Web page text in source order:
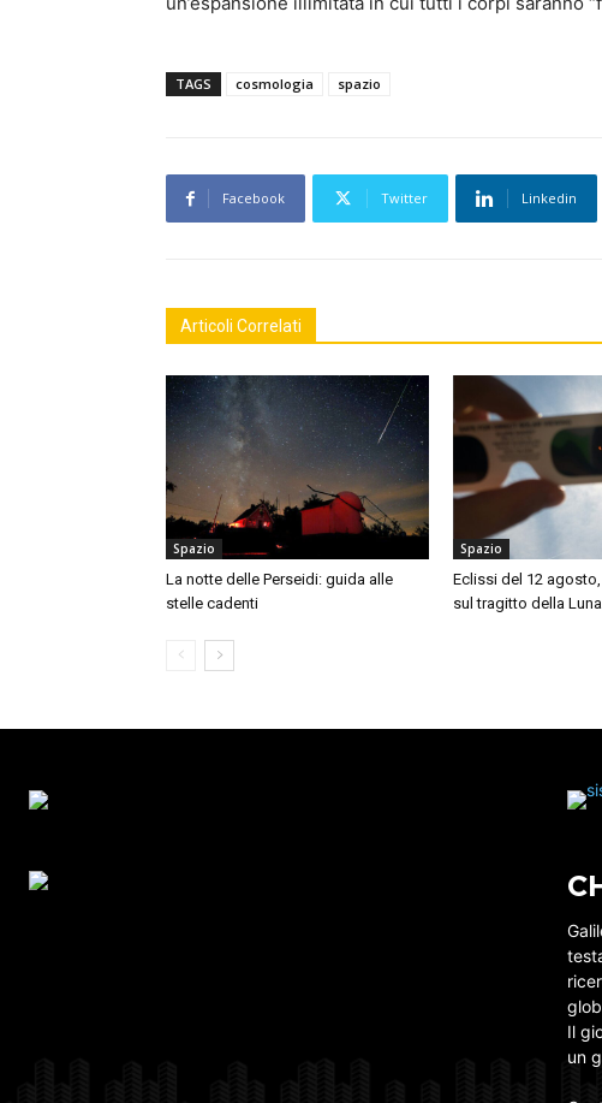
TAGS cosmologia spazio
Facebook Twitter Linkedin
Articoli Correlati
Spazio
La notte delle Perseidi: guida alle
stelle cadenti
Spazio
Eclissi del 12
sul tragitto della
Il
un